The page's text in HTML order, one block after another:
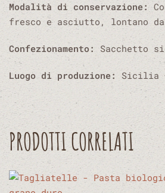
Modalità di conservazione:
fresco e asciutto, lontano
Confezionamento: Sacchetto
Luogo di produzione: Sicilia
PRODOTTI CORRELATI